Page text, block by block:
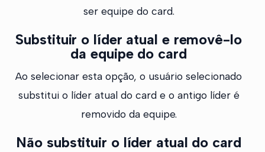
ser equipe do card.
Substituir o líder atual e removê-lo
da equipe do card
Ao selecionar esta opção, o usuário selecionado
substitui o líder atual do card e o antigo líder é
removido da equipe.
Não substituir o líder atual do card